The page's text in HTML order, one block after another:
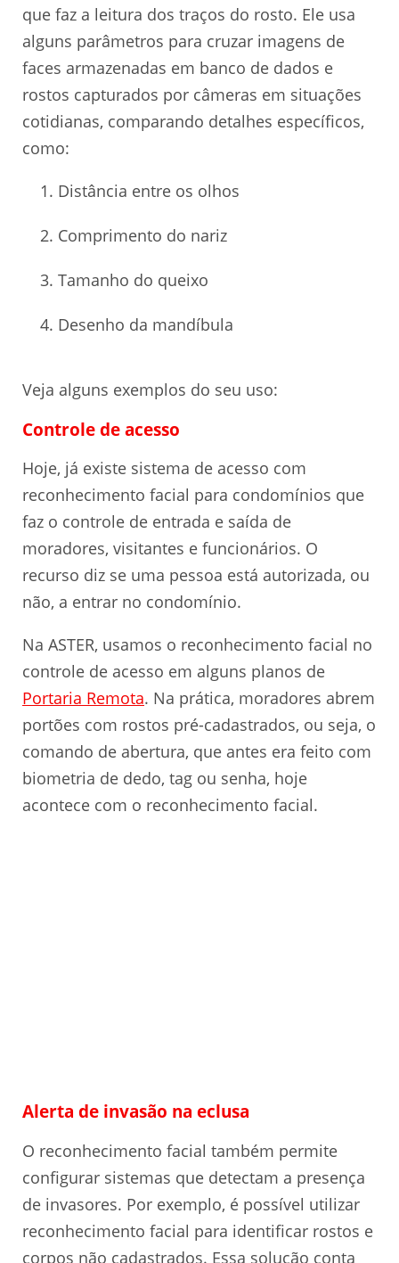
que faz a leitura dos traços do rosto. Ele usa
alguns parâmetros para cruzar imagens de
faces armazenadas em banco de dados e
rostos capturados por câmeras em situações
cotidianas, comparando detalhes específicos,
como:
Distância entre os olhos
Comprimento do nariz
Tamanho do queixo
Desenho da mandíbula
Veja alguns exemplos do seu uso:
Controle de acesso
Hoje, já existe sistema de acesso com
reconhecimento facial para condomínios que
faz o controle de entrada e saída de
moradores, visitantes e funcionários. O
recurso diz se uma pessoa está autorizada, ou
não, a entrar no condomínio.
Na ASTER, usamos o reconhecimento facial no
controle de acesso em alguns planos de
Portaria Remota. Na prática, moradores abrem
portões com rostos pré-cadastrados, ou seja, o
comando de abertura, que antes era feito com
biometria de dedo, tag ou senha, hoje
acontece com o reconhecimento facial.
Alerta de invasão na eclusa
O reconhecimento facial também permite
configurar sistemas que detectam a presença
de invasores. Por exemplo, é possível utilizar
reconhecimento facial para identificar rostos e
corpos não cadastrados. Essa solução conta